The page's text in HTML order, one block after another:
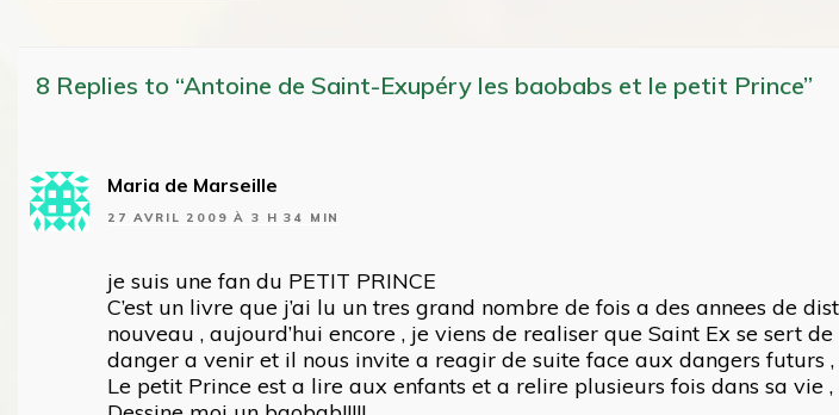
8 Replies to “Antoine de Saint-Exupéry les baobabs et le petit Prince”
Maria de Marseille
27 AVRIL 2009 À 3 H 34 MIN
je suis une fan du PETIT PRINCE
C’est un livre que j’ai lu un tres grand nombre de fois a des annees de
nouveau , aujourd’hui encore , je viens de realiser que Saint Ex se sert
danger a venir et il nous invite a reagir de suite face aux dangers futurs
Le petit Prince est a lire aux enfants et a relire plusieurs fois dans sa vie